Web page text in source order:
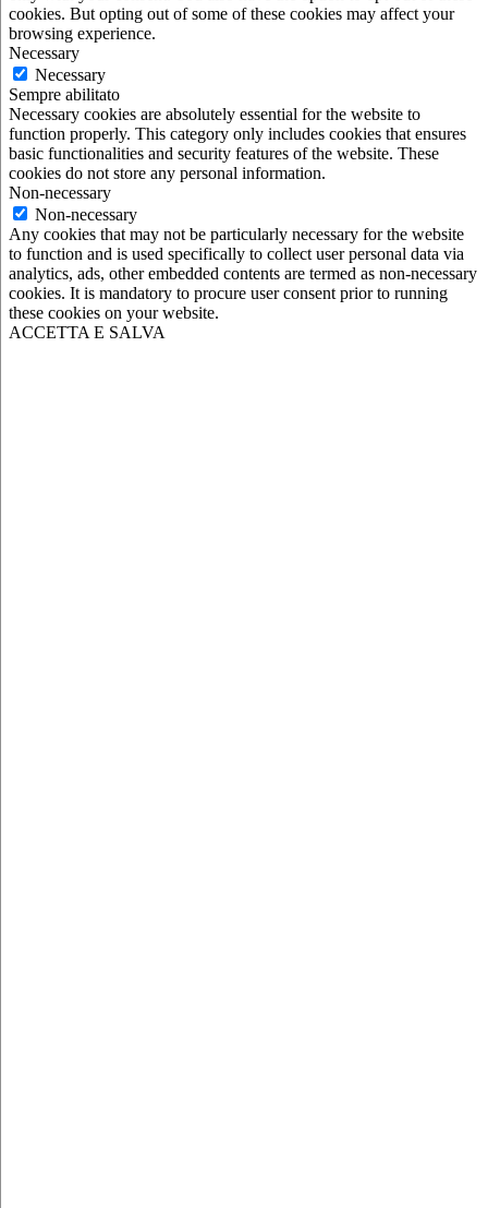
cookies. But opting out of some of these cookies may affect your
browsing experience.
Necessary
Necessary
Sempre abilitato
Necessary cookies are absolutely essential for the website to
function properly. This category only includes cookies that ensures
basic functionalities and security features of the website. These
cookies do not store any personal information.
Non-necessary
Non-necessary
Any cookies that may not be particularly necessary for the website
to function and is used specifically to collect user personal data via
analytics, ads, other embedded contents are termed as non-necessary
cookies. It is mandatory to procure user consent prior to running
these cookies on your website.
ACCETTA E SALVA